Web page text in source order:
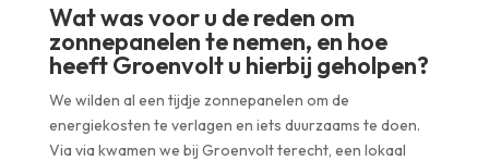
Wat was voor u de reden om
zonnepanelen te nemen, en hoe
heeft Groenvolt u hierbij geholpen?
We wilden al een tijdje zonnepanelen om de
energiekosten te verlagen en iets duurzaams te doen.
Via via kwamen we bij Groenvolt terecht, een lokaal